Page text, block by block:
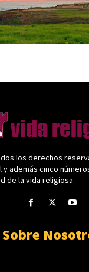
los derechos
y además cinco
de la vida religiosa.
Sobre